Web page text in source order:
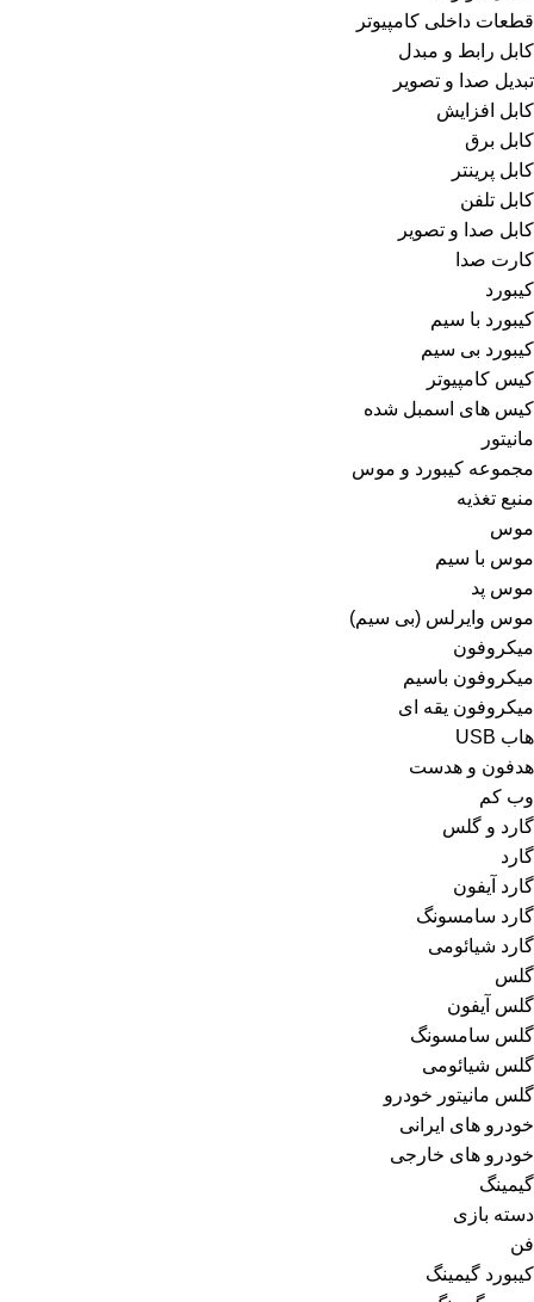
قطعات داخلی کامپیوتر
کابل رابط و مبدل
تبدیل صدا و تصویر
کابل افزایش
کابل برق
کابل پرینتر
کابل تلفن
کابل صدا و تصویر
کارت صدا
کیبورد
کیبورد با سیم
کیبورد بی سیم
کیس کامپیوتر
کیس های اسمبل شده
مانیتور
مجموعه کیبورد و موس
منبع تغذیه
موس
موس با سیم
موس پد
موس وایرلس (بی سیم)
میکروفون
میکروفون باسیم
میکروفون یقه ای
هاب USB
هدفون و هدست
وب کم
گارد و گلس
گارد
گارد آیفون
گارد سامسونگ
گارد شیائومی
گلس
گلس آیفون
گلس سامسونگ
گلس شیائومی
گلس مانیتور خودرو
خودرو های ایرانی
خودرو های خارجی
گیمینگ
دسته بازی
فن
کیبورد گیمینگ